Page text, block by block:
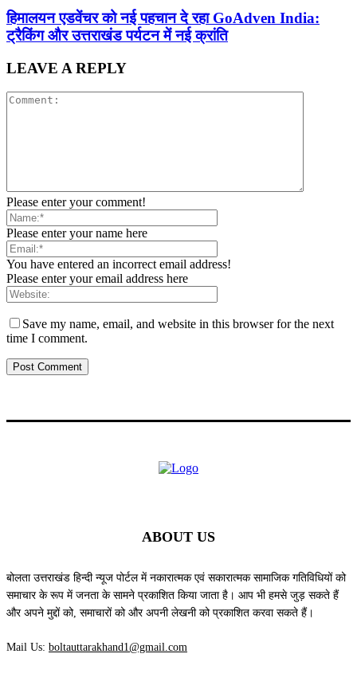
हिमालयन एडवेंचर को नई पहचान दे रहा GoAdven India:
ट्रैकिंग और उत्तराखंड पर्यटन में नई क्रांति
LEAVE A REPLY
Please enter your comment!
Please enter your name here
You have entered an incorrect email address!
Please enter your email address here
Save my name, email, and website in this browser for the next
time I comment.
ABOUT US
बोलता उत्तराखंड हिन्दी न्यूज पोर्टल में नकारात्मक एवं सकारात्मक सामाजिक गतिविधियों को
समाचार के रूप में जनता के सामने प्रकाशित किया जाता है। आप भी हमसे जुड़ सकते हैं
और अपने मुद्दों को, समाचारों को और अपनी लेखनी को प्रकाशित करवा सकते हैं।
Mail Us: boltauttarakhand1@gmail.com